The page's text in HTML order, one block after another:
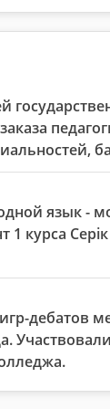
язык -
1 курса
дебатов